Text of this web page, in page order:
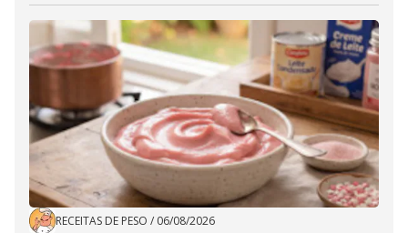
RECEITAS DE PESO / 06/08/2026